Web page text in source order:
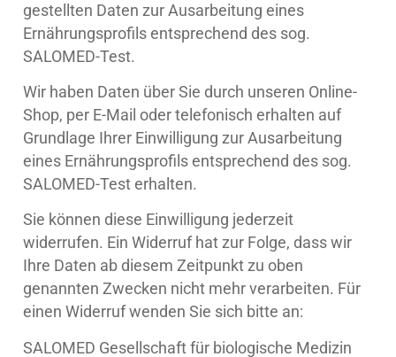
gestellten Daten zur Ausarbeitung eines
Ernährungsprofils entsprechend des sog.
SALOMED-Test.
Wir haben Daten über Sie durch unseren Online-
Shop, per E-Mail oder telefonisch erhalten auf
Grundlage Ihrer Einwilligung zur Ausarbeitung
eines Ernährungsprofils entsprechend des sog.
SALOMED-Test erhalten.
Sie können diese Einwilligung jederzeit
widerrufen. Ein Widerruf hat zur Folge, dass wir
Ihre Daten ab diesem Zeitpunkt zu oben
genannten Zwecken nicht mehr verarbeiten. Für
einen Widerruf wenden Sie sich bitte an:
SALOMED Gesellschaft für biologische Medizin